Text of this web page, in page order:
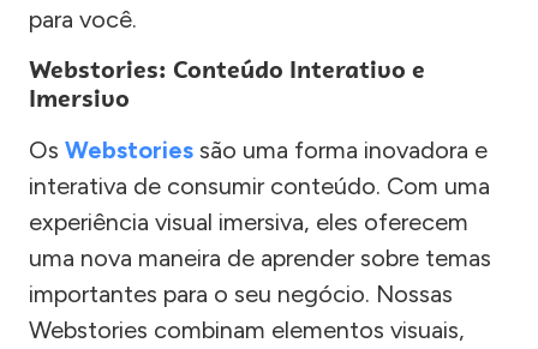
para você.
Webstories: Conteúdo Interativo e
Imersivo
Os Webstories são uma forma inovadora e
interativa de consumir conteúdo. Com uma
experiência visual imersiva, eles oferecem
uma nova maneira de aprender sobre temas
importantes para o seu negócio. Nossas
Webstories combinam elementos visuais,